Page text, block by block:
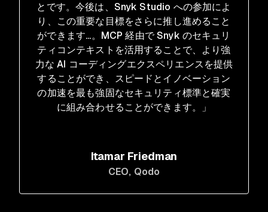
とです。今後は、Snyk Studio への参加によ
り、この重要な目標をさらに推し進めること
ができます...。MCP 経由で Snyk のセキュリ
ティコンテキストを活用することで、より強
力な AI コーディングエクスペリエンスを提供
することができ、スピードとイノベーション
の加速を最も強固なセキュリティ標準と確実
に組み合わせることができます。」
Itamar Friedman
CEO, Qodo